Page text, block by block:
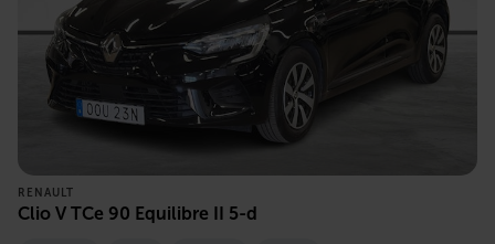
RENAULT
Clio V TCe 90 Equilibre II 5-d